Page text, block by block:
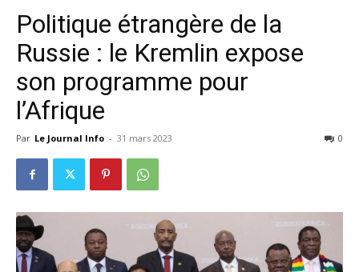
Politique étrangère de la
Russie : le Kremlin expose
son programme pour
l’Afrique
Par Le Journal Info - 31 mars 2023 0